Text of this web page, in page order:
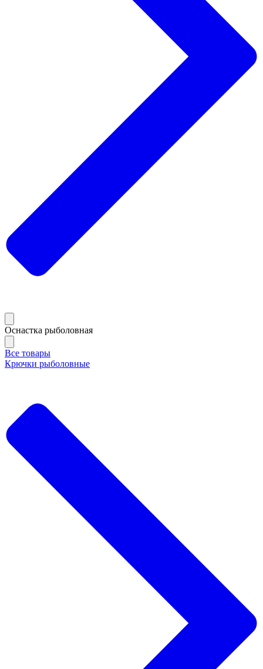
Оснастка рыболовная
Все товары
Крючки рыболовные